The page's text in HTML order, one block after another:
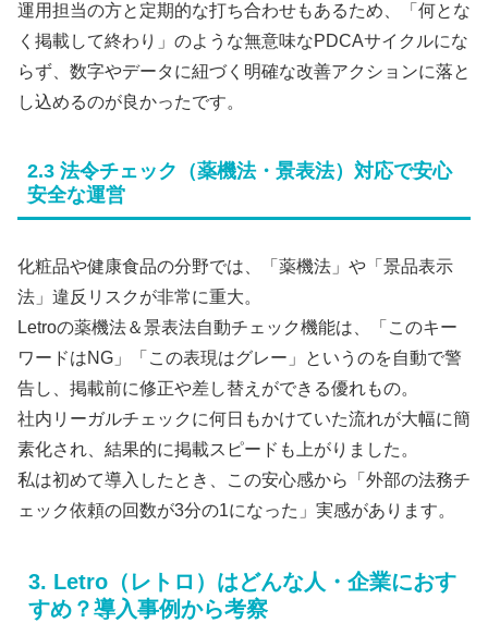
運用担当の方と定期的な打ち合わせもあるため、「何とな
く掲載して終わり」のような無意味なPDCAサイクルにな
らず、数字やデータに紐づく明確な改善アクションに落と
し込めるのが良かったです。
2.3 法令チェック（薬機法・景表法）対応で安心
安全な運営
化粧品や健康食品の分野では、「薬機法」や「景品表示
法」違反リスクが非常に重大。
Letroの薬機法＆景表法自動チェック機能は、「このキー
ワードはNG」「この表現はグレー」というのを自動で警
告し、掲載前に修正や差し替えができる優れもの。
社内リーガルチェックに何日もかけていた流れが大幅に簡
素化され、結果的に掲載スピードも上がりました。
私は初めて導入したとき、この安心感から「外部の法務チ
ェック依頼の回数が3分の1になった」実感があります。
3. Letro（レトロ）はどんな人・企業におす
すめ？導入事例から考察